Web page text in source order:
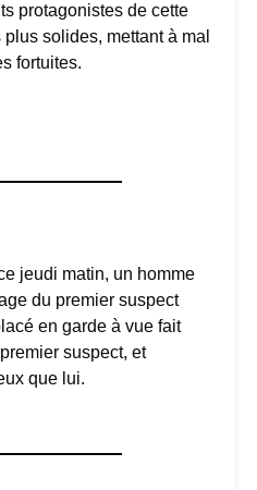
protagonistes de cette
solides, mettant à mal
fortuites.
jeudi matin, un homme
du premier suspect
en garde à vue fait
suspect, et
que lui.